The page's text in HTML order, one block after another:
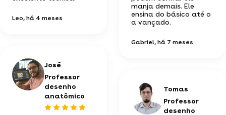
Leo, há 4 meses
José
Professor
desenho
anatômico
manja demais. Ele
ensina do básico até o
a vançado.
Gabriel, há 7 meses
Tomas
Professor
desenho